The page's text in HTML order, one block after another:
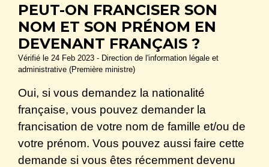
PEUT-ON FRANCISER SON
NOM ET SON PRÉNOM EN
DEVENANT FRANÇAIS ?
Vérifié le 24 Feb 2023 - Direction de l'information légale et
administrative (Première ministre)
Oui, si vous demandez la nationalité
française, vous pouvez demander la
francisation de votre nom de famille et/ou de
votre prénom. Vous pouvez aussi faire cette
demande si vous êtes récemment devenu